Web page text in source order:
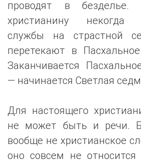
проводят в безделье.
христианину некогда
службы на страстной
перетекают в
Заканчивается
— начинается Светлая
Для настоящего
не может быть и речи.
вообще не христианское
оно совсем не относится